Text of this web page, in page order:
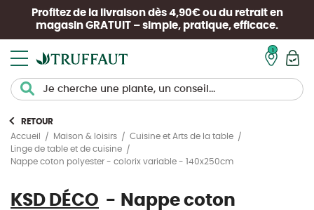
Profitez de la livraison dès 4,90€ ou du retrait en
magasin GRATUIT – simple, pratique, efficace.
RETOUR
Accueil
Maison & loisirs
Cuisine et Arts de la table
Linge de table et de cuisine
Nappe coton polyester - colorix variable - 140x250cm
KSD DÉCO
Nappe coton